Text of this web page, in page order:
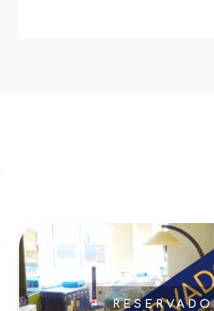
Piso en Tres Cantos
RESERVADO